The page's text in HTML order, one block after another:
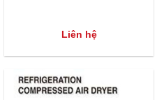
Liên hệ